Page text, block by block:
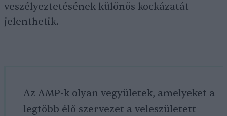
veszélyeztetésének különös kockázatát
jelenthetik.
Az AMP-k olyan vegyületek, amelyeket a
legtöbb élő szervezet a veleszületett